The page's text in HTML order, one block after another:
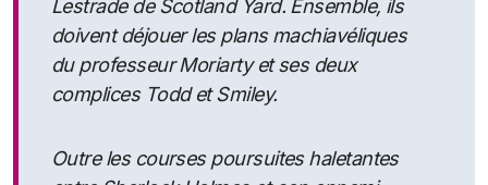
Lestrade de Scotland Yard. Ensemble, ils
doivent déjouer les plans machiavéliques
du professeur Moriarty et ses deux
complices Todd et Smiley.
Outre les courses poursuites haletantes